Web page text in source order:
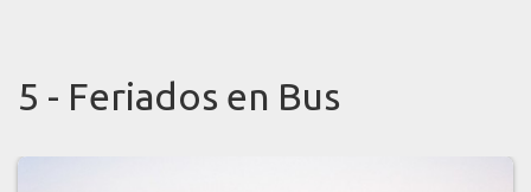
5 - Feriados en Bus